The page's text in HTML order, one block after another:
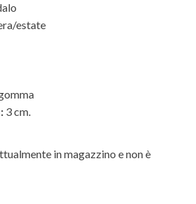
estate
3 cm.
in magazzino e non è